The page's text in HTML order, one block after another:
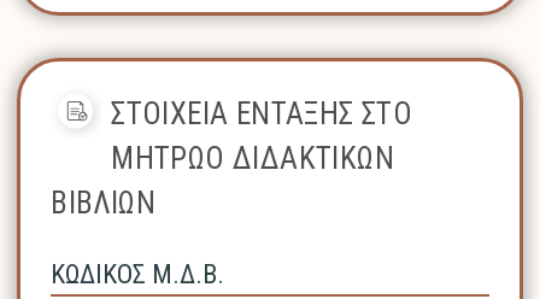
ΣΤΟΙΧΕΙΑ ΕΝΤΑΞΗΣ ΣΤΟ
ΜΗΤΡΩΟ ΔΙΔΑΚΤΙΚΩΝ
ΒΙΒΛΙΩΝ
ΚΩΔΙΚΟΣ Μ.Δ.Β.